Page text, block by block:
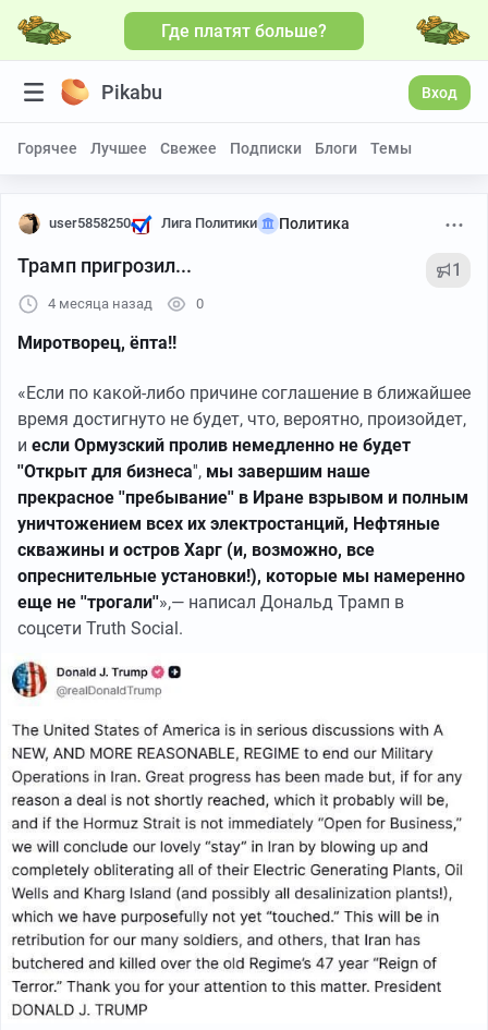
Где платят больше?
Pikabu Вход
Горячее Лучшее Свежее Подписки Блоги Темы
user5858250 Лига Политики Политика
Трамп пригрозил... 1
4 месяца назад 0
Миротворец, ёпта!!
«Если по какой-либо причине соглашение в ближайшее
время достигнуто не будет, что, вероятно, произойдет,
и если Ормузский пролив немедленно не будет
''Открыт для бизнеса'', мы завершим наше
прекрасное ''пребывание'' в Иране взрывом и полным
уничтожением всех их электростанций, Нефтяные
скважины и остров Харг (и, возможно, все
опреснительные установки!), которые мы намеренно
еще не ''трогали''»,— написал Дональд Трамп в
соцсети Truth Social.